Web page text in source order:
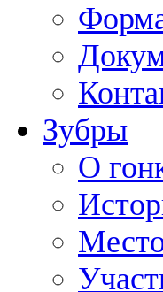
Зубры
О